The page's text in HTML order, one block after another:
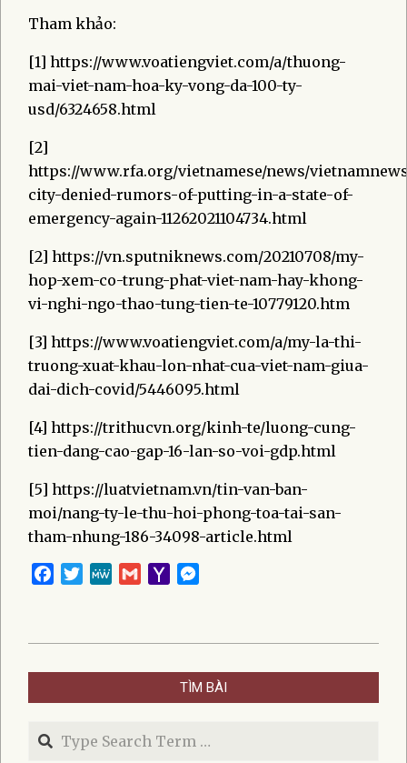
Tham khảo:
[1] https://www.voatiengviet.com/a/thuong-
mai-viet-nam-hoa-ky-vong-da-100-ty-
usd/6324658.html
[2]
https://www.rfa.org/vietnamese/news/
city-denied-rumors-of-putting-in-a-state-of-
emergency-again-11262021104734.html
[2] https://vn.sputniknews.com/20210708/my-
hop-xem-co-trung-phat-viet-nam-hay-khong-
vi-nghi-ngo-thao-tung-tien-te-10779120.htm
[3] https://www.voatiengviet.com/a/my-la-thi-
truong-xuat-khau-lon-nhat-cua-viet-nam-giua-
dai-dich-covid/5446095.html
[4] https://trithucvn.org/kinh-te/luong-cung-
tien-dang-cao-gap-16-lan-so-voi-gdp.html
[5] https://luatvietnam.vn/tin-van-ban-
moi/nang-ty-le-thu-hoi-phong-toa-tai-san-
tham-nhung-186-34098-article.html
Facebook
TwitterMeWeGmailYahoo
30
TÌM BÀI
Search